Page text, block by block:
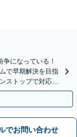
になっている！
で早期解決を目指
ストップで対応可
でお問い合わせ